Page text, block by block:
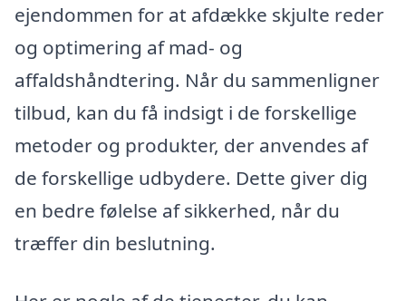
ejendommen for at afdække skjulte reder
og optimering af mad- og
affaldshåndtering. Når du sammenligner
tilbud, kan du få indsigt i de forskellige
metoder og produkter, der anvendes af
de forskellige udbydere. Dette giver dig
en bedre følelse af sikkerhed, når du
træffer din beslutning.